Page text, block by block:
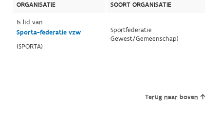
ORGANISATIE
SOORT ORGANISATIE
Is lid van
Sporta-federatie vzw
(SPORTA)
Sportfederatie
Gewest/Gemeenschap)
Terug naar boven